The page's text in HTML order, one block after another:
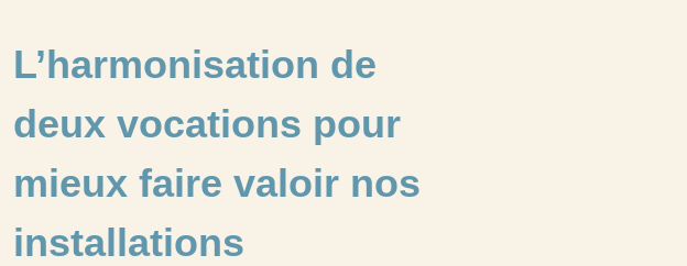
L’harmonisation de
deux vocations pour
mieux faire valoir nos
installations